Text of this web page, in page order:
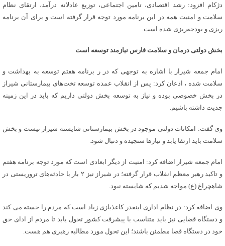
دژکام افزود: رشد اقتصادی، تامین اجتماعی، توزیع عادلانه درآمد، ارتقای نظام
سلامت و امنیت همه در این برنامه مورد توجه قرار گرفته است و برای آن برنامه
ریزی و بودجه‌ریزی شده است.
بخش دولتی درمان و سلامت فارس نیازمند توسعه است
امام جمعه شیراز با اشاره به توجهی که در ر برنامه هفتم توسعه به بهداشت و
سلامت شده ، اذعان کرد: پس از انقلاب عمده توسعه تخت‌های بیمارستانی شیراز
در بخش خصوصی بوده و نیاز به توسعه بخش دولتی داریم که باید در این زمینه
جدیت داشته باشیم.
وی گفت: امکانات دولتی موجود در بخش بیمارستانی شایسته شیراز نیست و بخش
سلامت باید ارتقا یابد و نیازها سنجیده و دنبال شود.
امام جمعه شیراز اضافه کرد: امنیت از دیگر ابعادی است که مورد توجه برنامه هفتم
و تاکید رهبر معظم انقلاب قرار گرفته؛ در شیراز نیز ۲ بار با حادثه‌های تروریستی در
شاهچراغ (ع) مواجه شدیم که شایسته نبود.
وی اضافه کرد: در نظام اداری اینقدر کاغذبازی زیاد است که مردم را خسته می کند
و دستگاه قضایی نیز باید متناسب با پیشرفت کشور تحول یابد تا مردم از ادای حق
خود در دستگاه قضا مطمئن باشند؛ این تحول مورد مطالبه رهبری هم هست.